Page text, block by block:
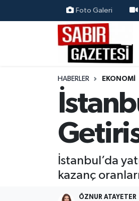
Foto Galeri
HABERLER EKONOMI
İstanbul’da
kazanç
ÖZNUR ATAYETER
ÖZEL HABER
OSMANİYE
MAGAZİN
EKONOMİ
RESMİ İLANLAR
Osmaniye Nöbetçi Eczaneler
Osmaniye Hava Durumu
Osmaniye Trafik Yoğunluk
Süper Lig Puan Durumu ve
Tüm Manşetler
Son Dakika Haberleri
Haber Arşivi